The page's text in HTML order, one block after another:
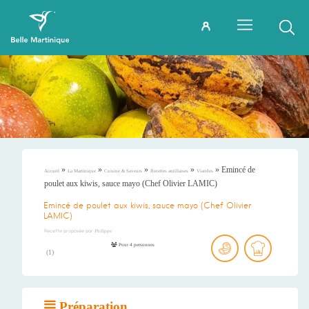
Accueil » La Martinique » Cuisine & Saveurs » Recettes antillaises » Viandes » Emincé de
poulet aux kiwis, sauce mayo (Chef Olivier LAMIC)
Emincé de poulet aux kiwis, sauce mayo (Chef Olivier
LAMIC)
Recette proposée par Philippe
(1)
Pour 4 personnes